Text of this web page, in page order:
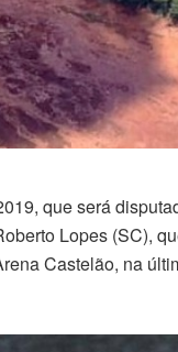
que será
Lopes (SC),
Castelão, na